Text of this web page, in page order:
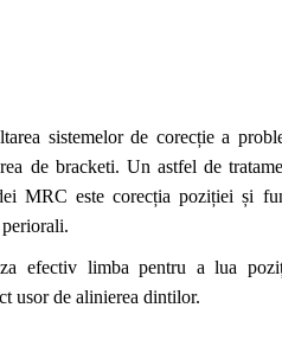
sistemelor de corecție a
de bracketi. Un astfel de
MRC este corecția poziției și
efectiv limba pentru a lua
usor de alinierea dintilor.